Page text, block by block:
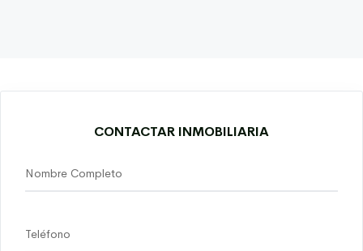
CONTACTAR INMOBILIARIA